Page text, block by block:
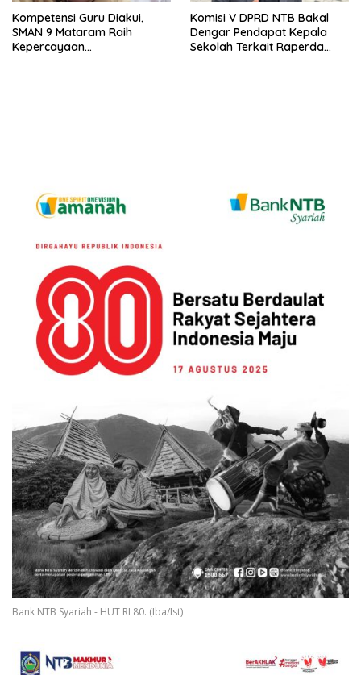
Kompetensi Guru Diakui,
SMAN 9 Mataram Raih
Kepercayaan
Komisi V DPRD NTB Bakal
Dengar Pendapat Kepala
Sekolah Terkait Raperda
Bank NTB Syariah - HUT RI 80. (Iba/Ist)